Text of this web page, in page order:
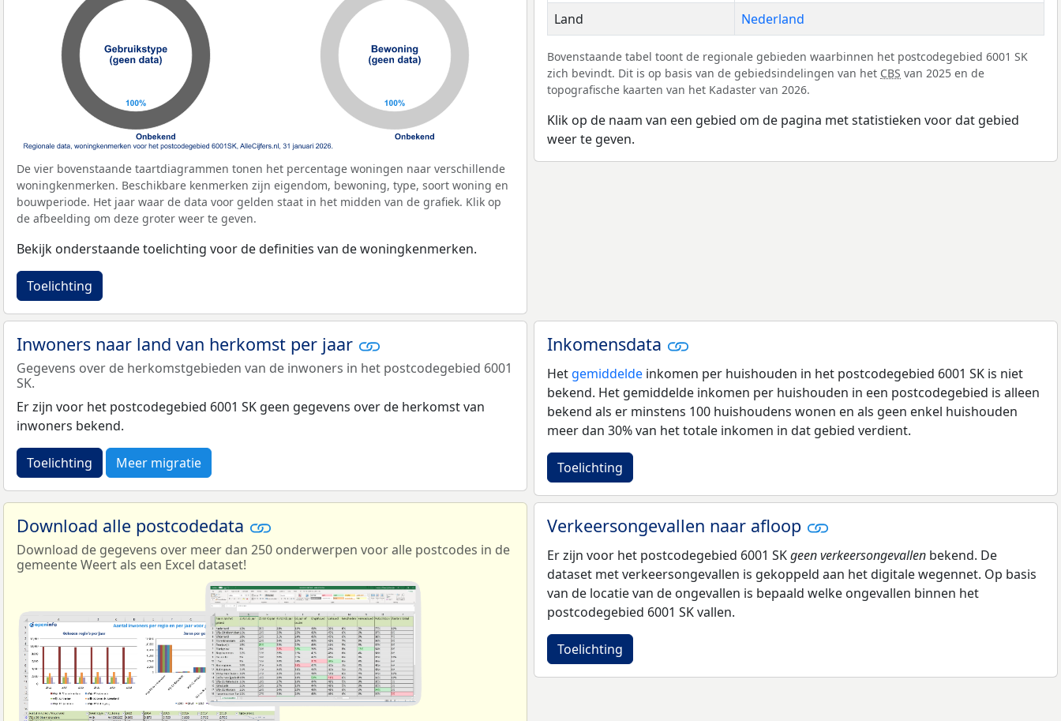
De vier bovenstaande taartdiagrammen tonen het percentage woningen naar verschillende
woningkenmerken. Beschikbare kenmerken zijn eigendom, bewoning, type, soort woning en
bouwperiode. Het jaar waar de data voor gelden staat in het midden van de grafiek. Klik op
de afbeelding om deze groter weer te geven.
Bekijk onderstaande toelichting voor de definities van de woningkenmerken.
Toelichting
Land
Nederland
Bovenstaande tabel toont de regionale gebieden waarbinnen het postcodegebied 6001 SK
zich bevindt. Dit is op basis van de gebiedsindelingen van het CBS van 2025 en de
topografische kaarten van het Kadaster van 2026.
Klik op de naam van een gebied om de pagina met statistieken voor dat gebied
weer te geven.
Inwoners naar land van herkomst per jaar
Gegevens over de herkomstgebieden van de inwoners in het postcodegebied 6001
SK.
Er zijn voor het postcodegebied 6001 SK geen gegevens over de herkomst van
inwoners bekend.
Toelichting Meer migratie
Inkomensdata
Het gemiddelde inkomen per huishouden in het postcodegebied 6001 SK is niet
bekend. Het gemiddelde inkomen per huishouden in een postcodegebied is alleen
bekend als er minstens 100 huishoudens wonen en als geen enkel huishouden
meer dan 30% van het totale inkomen in dat gebied verdient.
Toelichting
Download alle postcodedata
Download de gegevens over meer dan 250 onderwerpen voor alle postcodes in de
gemeente Weert als een Excel dataset!
Verkeersongevallen naar afloop
Er zijn voor het postcodegebied 6001 SKgeen verkeersongevallen bekend. De
dataset met verkeersongevallen is gekoppeld aan het digitale wegennet. Op basis
van de locatie van de ongevallen is bepaald welke ongevallen binnen het
postcodegebied 6001 SK vallen.
Toelichting